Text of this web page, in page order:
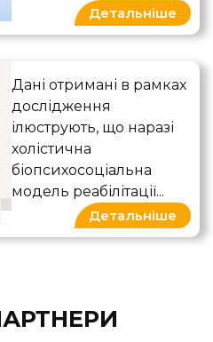
Детальніше
Якісне розвідувальне
Дані отримані в рамках
дослідження
ілюструють, що наразі
холістична
біопсихосоціальна
модель реабілітації...
Детальніше